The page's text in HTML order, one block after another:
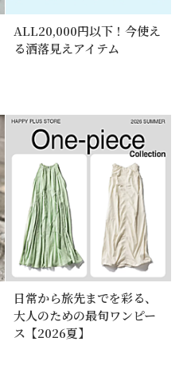
ALL20,000円以下！今使え
る洒落見えアイテム
日常から旅先までを彩る、
大人のための最旬ワンピー
ス【2026夏】